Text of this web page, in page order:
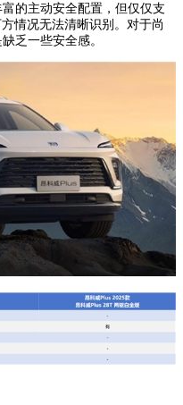
的主动安全配置，但仅仅支
情况无法清晰识别。对于尚
乏一些安全感。